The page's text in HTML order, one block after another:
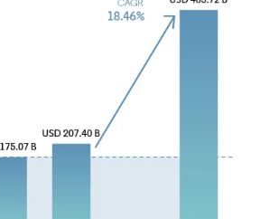
Image © Mordor Intelligence. La